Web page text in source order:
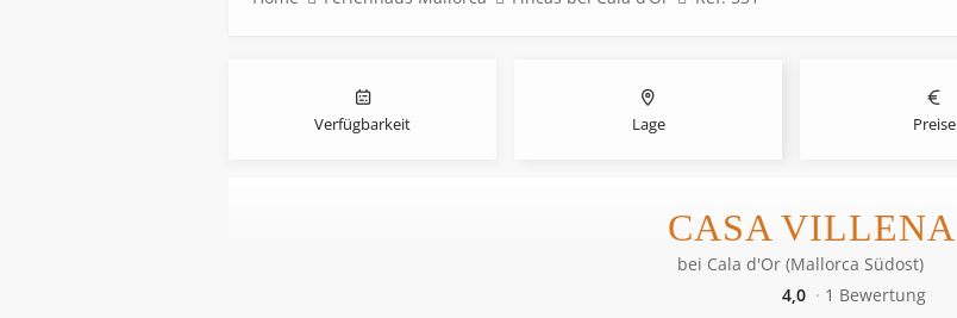
Verfügbarkeit Lage Preise
CASA VILLENA
bei Cala d'Or (Mallorca Südost)
4,0
1 Bewertung